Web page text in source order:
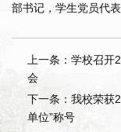
部书记，学生党员代表
上一条：学校召
会
下一条：我校荣获
单位”称号